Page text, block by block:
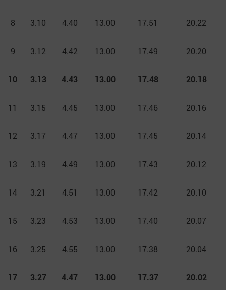
8 3.10 4.40 13.00 17.51 20.22
9 3.12 4.42 13.00 17.49 20.20
10 3.13 4.43 13.00 17.48 20.18
11 3.15 4.45 13.00 17.46 20.16
12 3.17 4.47 13.00 17.45 20.14
13 3.19 4.49 13.00 17.43 20.12
14 3.21 4.51 13.00 17.42 20.10
15 3.23 4.53 13.00 17.40 20.07
16 3.25 4.55 13.00 17.38 20.04
17 3.27 4.47 13.00 17.37 20.02